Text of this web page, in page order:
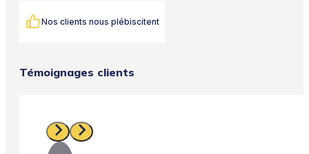
Nos clients nous plébiscitent
Témoignages clients